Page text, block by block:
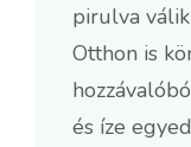
pirulva
Otthon is
és íze